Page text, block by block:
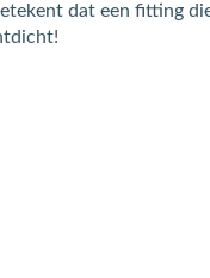
dat een fitting